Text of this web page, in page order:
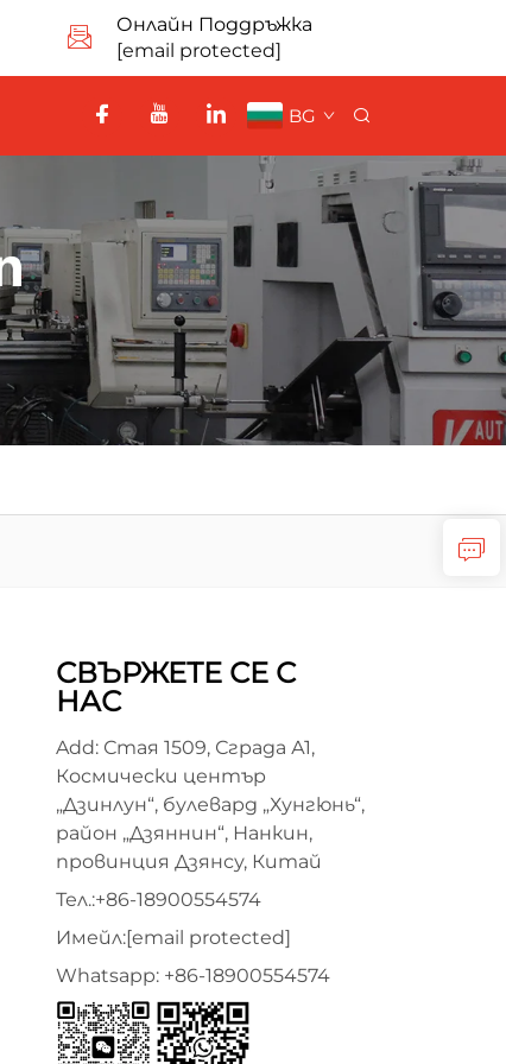
Онлайн Поддръжка
[email protected]
BG
СВЪРЖЕТЕ СЕ С
НАС
Add: Стая 1509, Сграда А1,
Космически център
„Дзинлун“, булевард „Хунгюнь“,
район „Дзяннин“, Нанкин,
провинция Дзянсу, Китай
Тел.:+86-18900554574
Имейл:[email protected]
Whatsapp: +86-18900554574